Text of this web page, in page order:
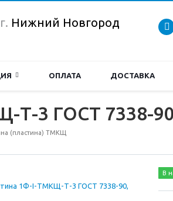
г. Нижний Новгород
ОПЛАТА ДОСТАВКА
Т-3 ГОСТ 7338-
(пластина) ТМКЩ
В